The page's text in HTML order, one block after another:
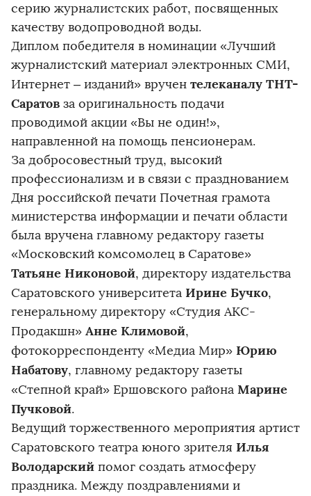
серию журналистских работ, посвященных
качеству водопроводной воды.
Диплом победителя в номинации «Лучший
журналистский материал электронных СМИ,
Интернет – изданий» вручен телеканалу ТНТ-
Саратов за оригинальность подачи
проводимой акции «Вы не один!»,
направленной на помощь пенсионерам.
За добросовестный труд, высокий
профессионализм и в связи с празднованием
Дня российской печати Почетная грамота
министерства информации и печати области
была вручена главному редактору газеты
«Московский комсомолец в Саратове»
Татьяне Никоновой, директору издательства
Саратовского университета Ирине Бучко,
генеральному директору «Студия АКС-
Продакшн» Анне Климовой,
фотокорреспонденту «Медиа Мир» Юрию
Набатову, главному редактору газеты
«Степной край» Ершовского района Марине
Пучковой.
Ведущий торжественного мероприятия артист
Саратовского театра юного зрителя Илья
Володарский помог создать атмосферу
праздника. Между поздравлениями и